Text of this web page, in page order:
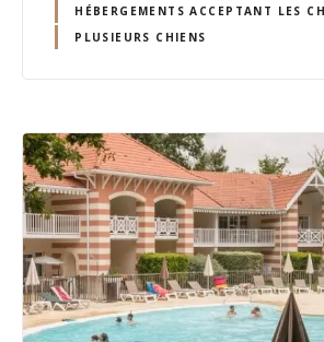
HÉBERGEMENTS ACCEPTANT LES
PLUSIEURS CHIENS